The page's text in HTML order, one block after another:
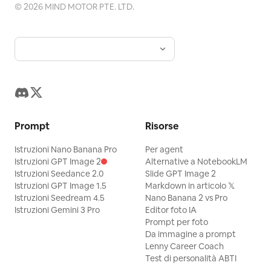
Vignetta 3, spiegazione e escalation: il
sinistra che recita 「はぁ!?」. Il giovane
sudando, con una nuvoletta di dialogo
arrotondata a destra che dice 「く、熊本
ですか……？配送ストップしてると思います
が……」. Il criceto scrive velocemente
sulla sua minuscola tastiera, con una
nuvoletta di dialogo arrotondata che
dice 「はい、どの配送会社も熊本への配送は
全域ストップしてます」 e un piccolo
generale: carina, strana, ispirata alla
biologia ma fantastica, come un
trasformato in una scultura giocattolo
gradiente arcobaleno saturo
oggetto extra, nessuna cornice,
nessuna filigrana oltre alla piccola firma.
©2026 MIND MOTOR PTE. LTD.
Prompt
Istruzioni Nano Banana Pro
Istruzioni GPT Image 2
Istruzioni Seedance 2.0
Istruzioni GPT Image 1.5
Istruzioni Seedream 4.5
Istruzioni Gemini 3 Pro
Risorse
Per agent
Alternative a NotebookLM
Slide GPT Image 2
Markdown in articolo 𝕏
Nano Banana 2 vs Pro
Editor foto IA
Prompt per foto
Da immagine a prompt
Lenny Career Coach
Test di personalità ABTI